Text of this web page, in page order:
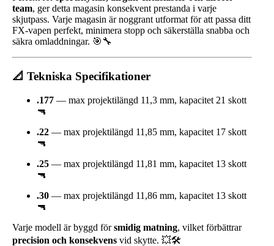
team, ger detta magasin konsekvent prestanda i varje
skjutpass. Varje magasin är noggrant utformat för att passa ditt
FX-vapen perfekt, minimera stopp och säkerställa snabba och
säkra omladdningar. 🎯🔧
📐 Tekniska Specifikationer
.177 — max projektilängd 11,3 mm, kapacitet 21 skott
🔫
.22 — max projektilängd 11,85 mm, kapacitet 17 skott
🔫
.25 — max projektilängd 11,81 mm, kapacitet 13 skott
🔫
.30 — max projektilängd 11,86 mm, kapacitet 13 skott
🔫
Varje modell är byggd försmidig matning, vilket förbättrar
precision och konsekvens vid skytte. 💥🛠️